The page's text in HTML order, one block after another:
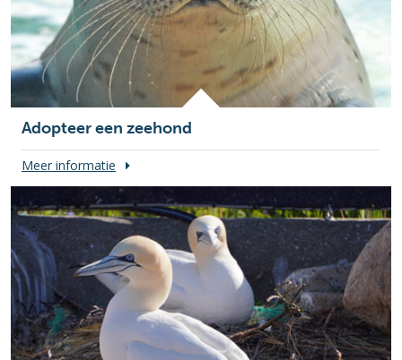
Adopteer een zeehond
Meer informatie